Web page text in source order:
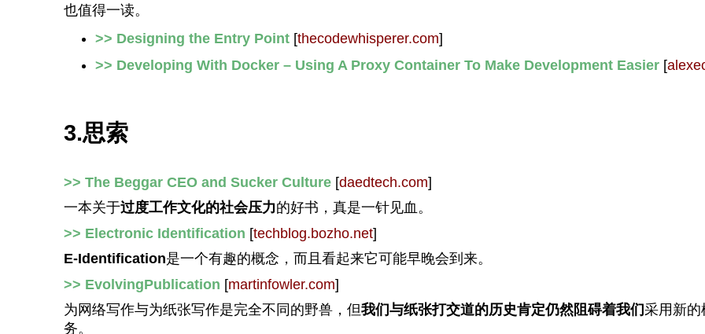
也值得一读。
>> Designing the Entry Point[thecodewhisperer.com]
>> Developing With Docker – Using A Proxy Container To Make Development Easier [
3.思索
>> The Beggar CEO and Sucker Culture[daedtech.com]
一本关于过度工作文化的社会压力的好书，真是一针见血。
>> Electronic Identification [techblog.bozho.net]
E-Identification是一个有趣的概念，而且看起来它可能早晚会到来。
>> EvolvingPublication [martinfowler.com]
为网络写作与为纸张写作是完全不同的野兽，但我们与纸张打交道的历史肯定仍然阻碍着我们采用新的
务。